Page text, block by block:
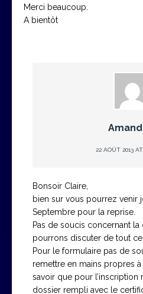
Merci beaucoup.
A bientôt
22 AOÛT 2013 AT
Bonsoir Claire,
bien sur vous pourrez venir
Septembre pour la reprise.
Pas de soucis concernant
pourrons discuter de tout
Pour le formulaire pas de
remettre en mains propres
savoir que pour l’inscription
dossier rempli avec le